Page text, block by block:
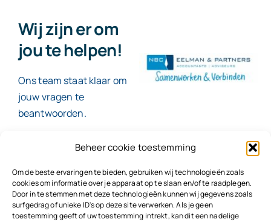
Beheer cookie toestemming
Om de beste ervaringen te bieden, gebruiken wij technologieën zoals
cookies om informatie over je apparaat op te slaan en/of te raadplegen.
Door in te stemmen met deze technologieën kunnen wij gegevens zoals
surfgedrag of unieke ID's op deze site verwerken. Als je geen
toestemming geeft of uw toestemming intrekt, kan dit een nadelige
Wij zijn er om
jou te helpen!
Ons team staat klaar om
jouw vragen te
beantwoorden.
Contact
© 2026NBC Eelman & Partners |KvK: 78187591